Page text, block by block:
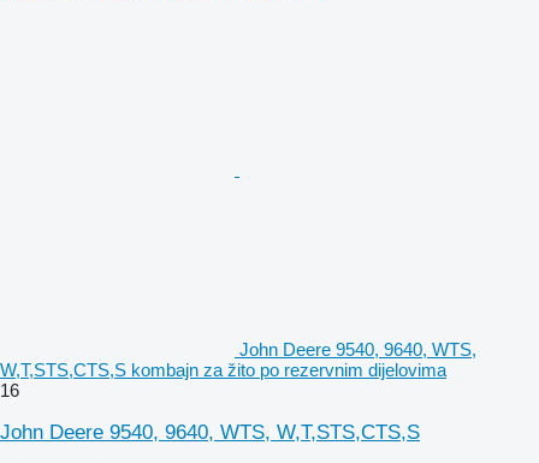
John Deere 9540, 9640, WTS,
W,T,STS,CTS,S kombajn za žito po rezervnim dijelovima
16
John Deere 9540, 9640, WTS, W,T,STS,CTS,S